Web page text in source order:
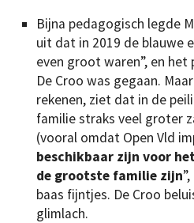
Bijna pedagogisch legde
uit dat in 2019 de blauwe
even groot waren”, en het
De Croo was gegaan.
rekenen, ziet dat in de
familie straks veel groter
(vooral omdat Open Vld
beschikbaar zijn voor
de grootste familie zijn
baas fijntjes. De Croo
glimlach.